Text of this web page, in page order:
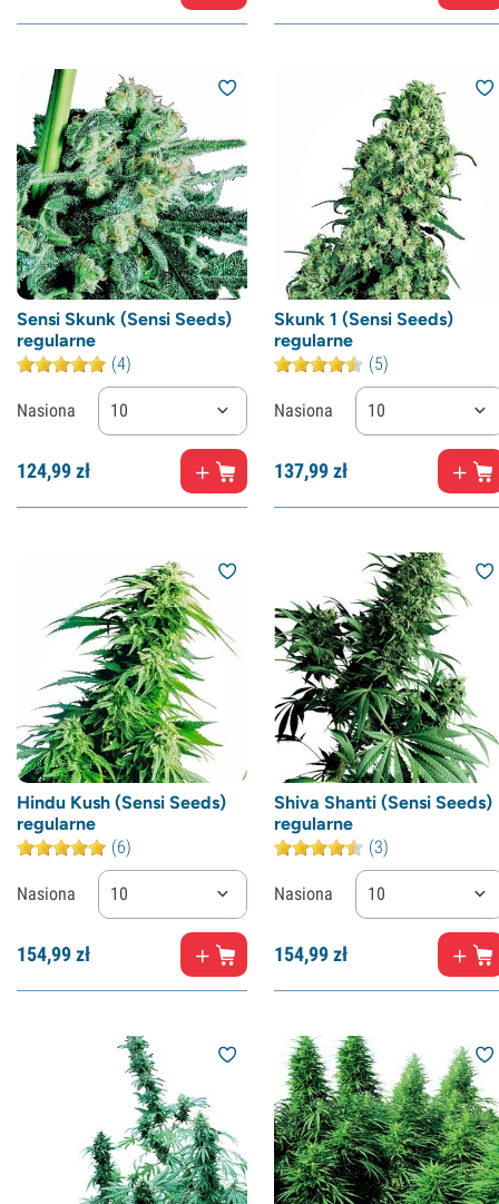
Sensi Skunk (Sensi Seeds)
regularne
(4)
Nasiona 10
124,99zł
Skunk 1 (Sensi Seeds)
regularne
(5)
Nasiona 10
137,99zł
Hindu Kush (Sensi Seeds)
regularne
(6)
Nasiona 10
154,99zł
Shiva Shanti (Sensi Seeds)
regularne
(3)
Nasiona 10
154,99zł